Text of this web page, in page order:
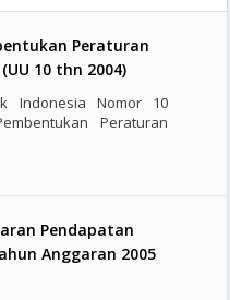
Peraturan
10 thn 2004)
Indonesia Nomor 10
Peraturan
Pendapatan
Anggaran 2005